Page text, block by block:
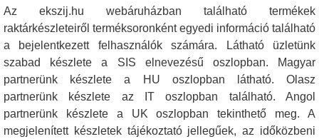
Az ekszij.hu webáruházban található termékek
raktárkészleteiről terméksoronként egyedi információ található
a bejelentkezett felhasználók számára. Látható üzletünk
szabad készlete a SIS elnevezésű oszlopban. Magyar
partnerünk készlete a HU oszlopban látható. Olasz
partnerünk készlete az IT oszlopban található. Angol
partnerünk készlete a UK oszlopban tekinthető meg. A
megjelenített készletek tájékoztató jellegűek, az időközbeni